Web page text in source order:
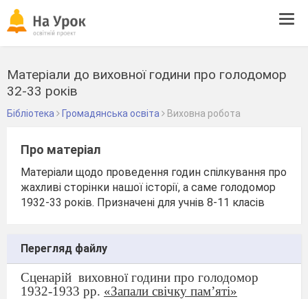
Матеріали до виховної години про голодомор
32-33 років
Бібліотека Громадянська освіта Виховна робота
Про матеріал
Матеріали щодо проведення годин спілкування про
жахливі сторінки нашої історії, а саме голодомор
1932-33 років. Призначені для учнів 8-11 класів
Перегляд файлу
Сценарій виховної години про голодомор
1932-1933 рр. «Запали свічку пам’яті»